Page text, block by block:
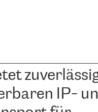
IP-